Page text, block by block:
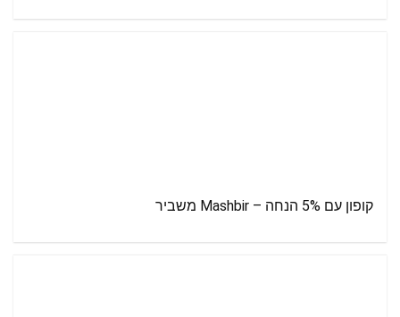
קופון עם 5% הנחה – Mashbir משביר